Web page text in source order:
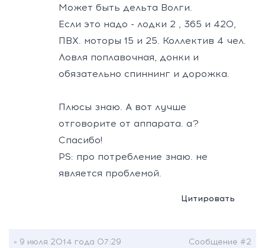
Может быть дельта Волги.
Если это надо - лодки 2 , 365 и 420,
ПВХ. моторы 15 и 25. Коллектив 4 чел.
Ловля поплавочная, донки и
обязательно спиннинг и дорожка.
Плюсы знаю. А вот лучше
отговорите от аппарата. а?
Спасибо!
PS: про потребление знаю. не
является проблемой.
Цитировать
» 9 июля 2014 года 07:29 Сообщение #2